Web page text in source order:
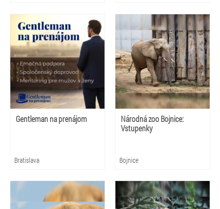
Gentleman na prenájom
Bratislava
Národná zoo Bojnice:
Vstupenky
Bojnice